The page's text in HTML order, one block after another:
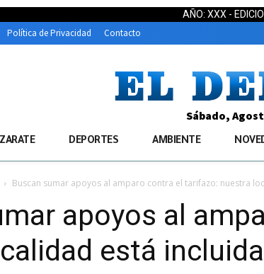
AÑO: XXX -
Política de Privacidad Contacto
Sábado,
ZARATE DEPORTES AMBIENTE
Buscan sumar apoyos al amparo contra el tarifazo: nuestra
apoyos al
está incluida